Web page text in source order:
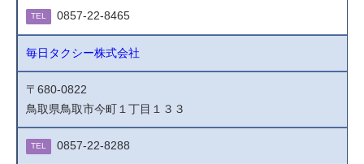
TEL 0857-22-8465
毎日タクシー株式会社
〒680-0822
鳥取県鳥取市今町１丁目１３３
TEL 0857-22-8288